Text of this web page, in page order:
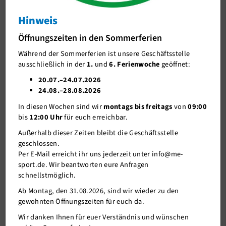
Vereinsmeister 2023
Vereinsmeister 2023
09.10.2023
Am letzten Wochenende trafen sich die Judokas von me-sport
Vereinsmeisterschaften 2023. Mit großer Beteiligung wurde in
insgesamt 16 Gruppen gekämpft.
Nach kurzem Aufwärmprogramm und Erläuterung der
„Spielregeln“ ging es los und nach ca. 4 Stunden Action auf der
Matte standen folgende alte und neue Vereinsmeister 2023 fest:
Emma Bartsch, Erik Bartsch, Florian Bilk, Tamina Avveduto, Lea
Fischer, Amelie Schmitz, Reyyan Siala, Phil Enenkel, Lilli
Tasto, Alessandro (Alex) Avveduto, Ines Thiele, Janine
Kuhlmann.
Im Rahmen der Siegerehrung bekamen die ersten 3 Plätze jeweils
J-Team
Stellenangebote
Förderverein me-sport e.V.
Mitgliederservice
Verantwortung
Hinweis
Öffnungszeiten in den Sommerferien
Während der Sommerferien ist unsere Geschäftsstelle
ausschließlich in der 1. und6. Ferienwochegeöffnet:
20.07.–24.07.2026
24.08.–28.08.2026
In diesen Wochen sind wirmontags bis freitagsvon09:00
bis12:00 Uhrfür euch erreichbar.
Außerhalb dieser Zeiten bleibt die Geschäftsstelle
geschlossen.
Per E-Mail erreicht ihr uns jederzeit unter info@me-
sport.de. Wir beantworten eure Anfragen
schnellstmöglich.
Ab Montag, den 31.08.2026, sind wir wieder zu den
gewohnten Öffnungszeiten für euch da.
Wir danken Ihnen für euer Verständnis und wünschen